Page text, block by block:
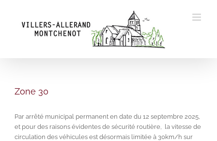
content
Zone 30
Par arrêté municipal permanent en date du 12 septembre 2025,
et pour des raisons évidentes de sécurité routière, la vitesse de
circulation des véhicules est désormais limitée à 30km/h sur